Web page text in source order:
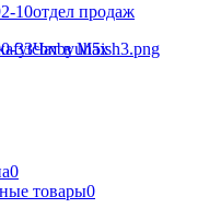
10отдел продаж
33Чат в Max
0
товары0